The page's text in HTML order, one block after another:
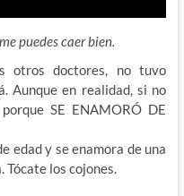
puedes caer bien.
otros doctores, no tuvo
Aunque en realidad, si no
SE ENAMORÓ DE
edad y se enamora de una
Tócate los cojones.